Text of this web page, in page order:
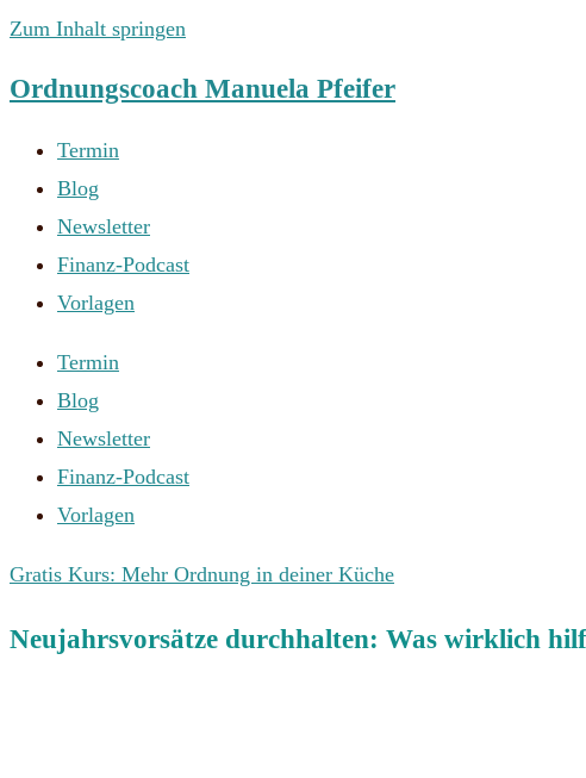
Zum Inhalt springen
Ordnungscoach Manuela Pfeifer
Termin
Blog
Newsletter
Finanz-Podcast
Vorlagen
Termin
Blog
Newsletter
Finanz-Podcast
Vorlagen
Gratis Kurs: Mehr Ordnung in deiner Küche
Neujahrsvorsätze durchhalten: Was wirklich